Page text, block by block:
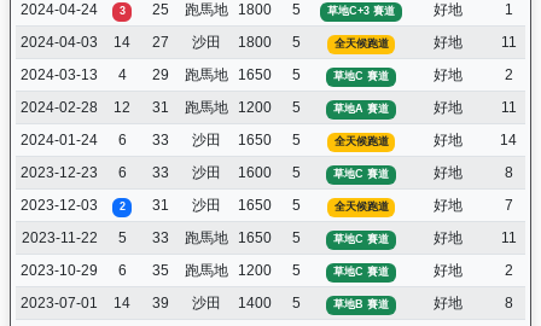
2024-04-24
3 25 跑馬地 1800 5 草地C+3 賽道 好地 1
2024-04-03
14 27 沙田 1800 5 全天候跑道 好地 11
2024-03-13
4 29 跑馬地 1650 5 草地C 賽道 好地 2
2024-02-28
12 31 跑馬地 1200 5 草地A 賽道 好地 11
2024-01-24
6 33 沙田 1650 5 全天候跑道 好地 14
2023-12-23
6 33 沙田 1600 5 草地C 賽道 好地 8
2023-12-03
2 31 沙田 1650 5 全天候跑道 好地 7
2023-11-22
5 33 跑馬地 1650 5 草地C 賽道 好地 11
2023-10-29
6 35 跑馬地 1200 5 草地C 賽道 好地 2
2023-07-01
14 39 沙田 1400 5 草地B 賽道 好地 8